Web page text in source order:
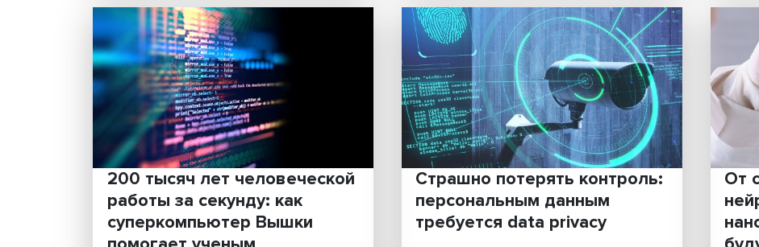
к машинам
Взаимодействие человека с
интеллектуальными системами
похоже на межличностные
отношения. Поэтому ......
искусственному интеллекту
Искусственный интеллект (ИИ)
проникает практически во все
сферы экономики и
общественной жизни. В......